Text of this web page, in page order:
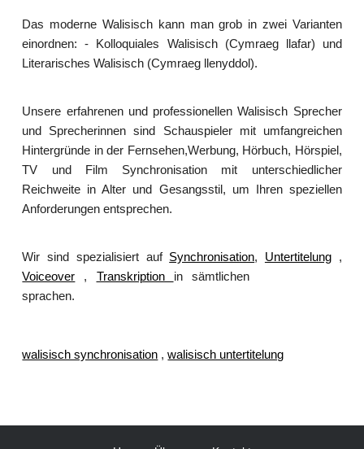
Das moderne Walisisch kann man grob in zwei Varianten
einordnen: - Kolloquiales Walisisch (Cymraeg llafar) und
Literarisches Walisisch (Cymraeg llenyddol).
Unsere erfahrenen und professionellen Walisisch Sprecher
und Sprecherinnen sind Schauspieler mit umfangreichen
Hintergründe in der Fernsehen,Werbung, Hörbuch, Hörspiel,
TV und Film Synchronisation mit unterschiedlicher
Reichweite in Alter und Gesangsstil, um Ihren speziellen
Anforderungen entsprechen.
Wir sind spezialisiert auf Synchronisation, Untertitelung,
Voiceover
kodierte Untertitel
, Transkription in sämtlichen
sprachen.
walisisch synchronisation ,walisisch untertitelung